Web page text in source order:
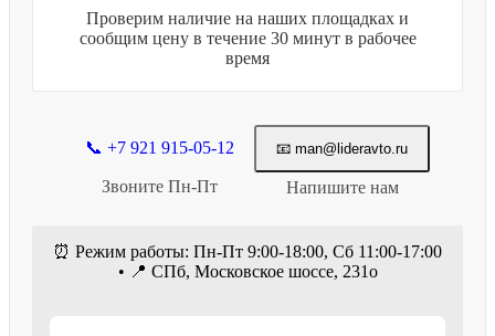
Проверим наличие на наших площадках и
сообщим цену в течение 30 минут в рабочее
время
📞 +7 921 915-05-12
Звоните Пн-Пт
📧 man@lideravto.ru
Напишите нам
⏰ Режим работы: Пн-Пт 9:00-18:00, Сб 11:00-17:00
• 📍 СПб, Московское шоссе, 231о